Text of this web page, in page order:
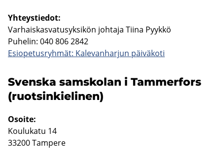
Yh­teys­tie­dot:
Var­hais­kas­va­tusyk­si­kön joh­ta­ja Tiina Pyyk­kö
Pu­he­lin: 040 806 2842
Esio­pe­tus­ryh­mät: Ka­le­van­har­jun päi­vä­ko­ti
Svens­ka sams­ko­lan i Tam­mer­fors
(ruot­sin­kie­li­nen)
Osoi­te:
Kou­lu­ka­tu 14
33200 Tam­pe­re